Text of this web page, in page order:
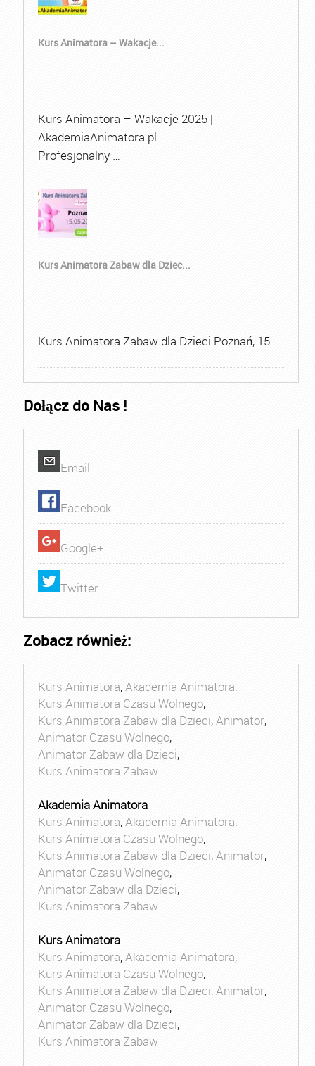
Kurs Animatora – Wakacje...
Kurs Animatora – Wakacje 2025 |
AkademiaAnimatora.pl
Profesjonalny …
Kurs Animatora Zabaw dla Dziec...
Kurs Animatora Zabaw dla Dzieci Poznań, 15 …
Dołącz do Nas !
Email
Facebook
Google+
Twitter
Zobacz również:
Kurs Animatora,Akademia Animatora,
Kurs Animatora Czasu Wolnego,
Kurs Animatora Zabaw dla Dzieci,Animator,
Animator Czasu Wolnego,
Animator Zabaw dla Dzieci,
Kurs Animatora Zabaw
Akademia Animatora
Kurs Animatora,Akademia Animatora,
Kurs Animatora Czasu Wolnego,
Kurs Animatora Zabaw dla Dzieci,Animator,
Animator Czasu Wolnego,
Animator Zabaw dla Dzieci,
Kurs Animatora Zabaw
Kurs Animatora
Kurs Animatora,Akademia Animatora,
Kurs Animatora Czasu Wolnego,
Kurs Animatora Zabaw dla Dzieci,Animator,
Animator Czasu Wolnego,
Animator Zabaw dla Dzieci,
Kurs Animatora Zabaw